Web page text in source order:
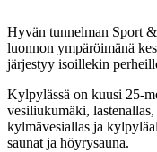
Hyvän tunnelman Sport
luonnon ympäröimänä
järjestyy isoillekin
Kylpylässä on kuusi 25-
vesiliukumäki,
kylmävesiallas ja
saunat ja höyrysauna.